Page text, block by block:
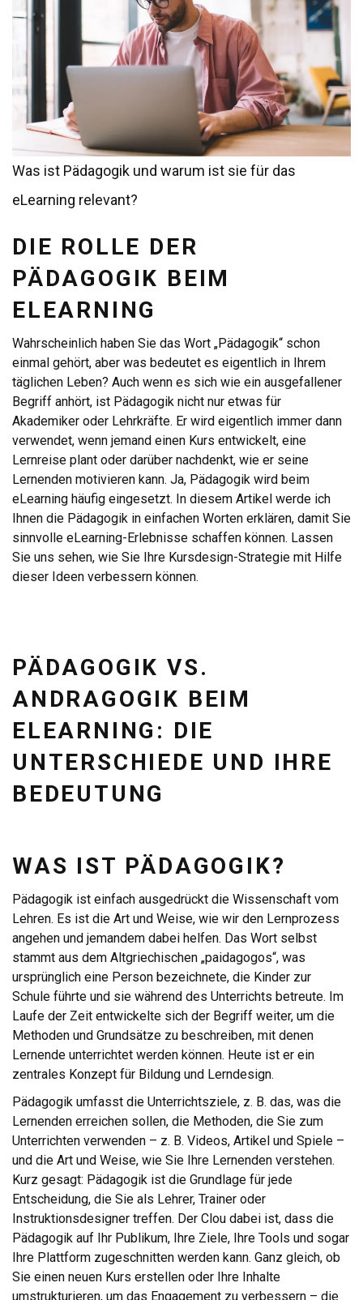
Was ist Pädagogik und warum ist sie für das
eLearning relevant?
DIE ROLLE DER
PÄDAGOGIK BEIM
ELEARNING
Wahrscheinlich haben Sie das Wort „Pädagogik“ schon
einmal gehört, aber was bedeutet es eigentlich in Ihrem
täglichen Leben? Auch wenn es sich wie ein ausgefallener
Begriff anhört, ist Pädagogik nicht nur etwas für
Akademiker oder Lehrkräfte. Er wird eigentlich immer dann
verwendet, wenn jemand einen Kurs entwickelt, eine
Lernreise plant oder darüber nachdenkt, wie er seine
Lernenden motivieren kann. Ja, Pädagogik wird beim
eLearning häufig eingesetzt. In diesem Artikel werde ich
Ihnen die Pädagogik in einfachen Worten erklären, damit Sie
sinnvolle eLearning-Erlebnisse schaffen können. Lassen
Sie uns sehen, wie Sie Ihre Kursdesign-Strategie mit Hilfe
dieser Ideen verbessern können.
PÄDAGOGIK VS.
ANDRAGOGIK BEIM
ELEARNING: DIE
UNTERSCHIEDE UND IHRE
BEDEUTUNG
WAS IST PÄDAGOGIK?
Pädagogik ist einfach ausgedrückt die Wissenschaft vom
Lehren. Es ist die Art und Weise, wie wir den Lernprozess
angehen und jemandem dabei helfen. Das Wort selbst
stammt aus dem Altgriechischen „paidagogos“, was
ursprünglich eine Person bezeichnete, die Kinder zur
Schule führte und sie während des Unterrichts betreute. Im
Laufe der Zeit entwickelte sich der Begriff weiter, um die
Methoden und Grundsätze zu beschreiben, mit denen
Lernende unterrichtet werden können. Heute ist er ein
zentrales Konzept für Bildung und Lerndesign.
Pädagogik umfasst die Unterrichtsziele, z. B. das, was die
Lernenden erreichen sollen, die Methoden, die Sie zum
Unterrichten verwenden – z. B. Videos, Artikel und Spiele –
und die Art und Weise, wie Sie Ihre Lernenden verstehen.
Kurz gesagt: Pädagogik ist die Grundlage für jede
Entscheidung, die Sie als Lehrer, Trainer oder
Instruktionsdesigner treffen. Der Clou dabei ist, dass die
Pädagogik auf Ihr Publikum, Ihre Ziele, Ihre Tools und sogar
Ihre Plattform zugeschnitten werden kann. Ganz gleich, ob
Sie einen neuen Kurs erstellen oder Ihre Inhalte
umstrukturieren, um das Engagement zu verbessern – die